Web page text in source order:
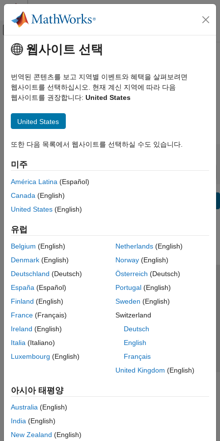
콘텐츠로 바로 가기
오프캔버스 탐색 메뉴 토글
보기 기준: 카테고리
MATLAB 사용
MATLAB Copilot
Simulink Copilot
이벤트 기반 모델링
실시간 시뮬레이션 및 테스트
병렬 연산
리포팅 및 데이터베이스 액세스
애플리케이션 배포
검증 및 확인(V&V), 테스트
클라우드 기능
교육 및 학습
응용 분야
AI 및 통계학
수학 및 최적화
제어 시스템
테스트 및 계측(T&M)
RF 및 혼성 신호
주요 콘텐츠
Simulink Control Design 릴리스
정보
버그 리포트 | 수정된 버그 expand all in page
| 릴리스 범위:
텍스트 필터: Simulink Control Design 릴리스 정보
웹사이트 선택
번역된 콘텐츠를 보고 지역별 이벤트와 혜택을 살펴보려면
웹사이트를 선택하십시오. 현재 계신 지역에 따라 다음
웹사이트를 권장합니다: United States
United States
또한 다음 목록에서 웹사이트를 선택하실 수도 있습니다.
미주
América Latina (Español)
Canada (English)
United States (English)
유럽
Belgium (English)
Denmark (English)
Deutschland (Deutsch)
España (Español)
Finland (English)
France (Français)
Ireland (English)
Italia (Italiano)
Luxembourg (English)
Netherlands(English)
Norway(English)
Österreich (Deutsch)
Portugal(English)
Sweden (English)
Switzerland
Deutsch
English
Français
United Kingdom (English)
아시아 태평양
Australia (English)
India (English)
New Zealand (English)